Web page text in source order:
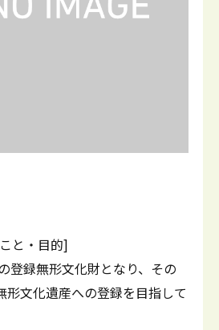
と・目的]
登録無形文化財となり、その
形文化遺産への登録を目指して